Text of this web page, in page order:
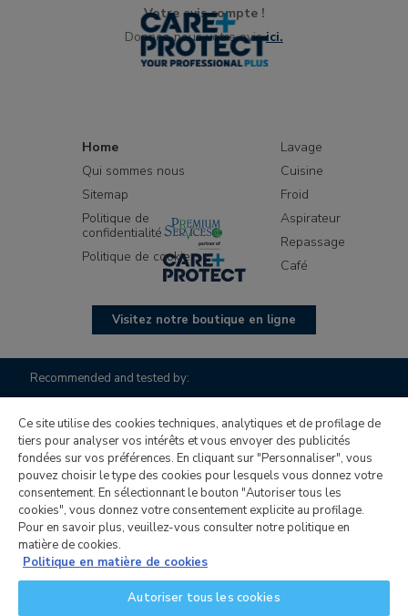
Votre avis compte !
Donnez-nous votre avisici.
Home
Qui sommes nous
Sitemap
Politique de
confidentialité
Politique de cookie
Lavage
Cuisine
Froid
Aspirateur
Repassage
Café
Visitez notre boutique en ligne
Recommended and tested by:
Candy Hoover Group S.r.l., société unipersonnelle pour
l’activité de gestion et de coordination de Candy S.p.A., siège
social : Via Comolli, 16 - 20861 Brugherio (MB) - Italie, capital
social de 30 000 000,00 € entièrement libéré, Code fiscal
Ce site utilise des cookies techniques, analytiques et de profilage de
tiers pour analyser vos intérêts et vous envoyer des publicités
fondées sur vos préférences. En cliquant sur "Personnaliser", vous
pouvez choisir le type des cookies pour lesquels vous donnez votre
consentement. En sélectionnant le bouton "Autoriser tous les
cookies", vous donnez votre consentement explicite au profilage.
Pour en savoir plus, veuillez-vous consulter notre politique en
matière de cookies.
Politique en matière de cookies
Autoriser tous les cookies